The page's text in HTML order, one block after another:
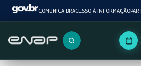
COMUNICA BRACESSO À INFORMAÇÃO
Buscar no portal